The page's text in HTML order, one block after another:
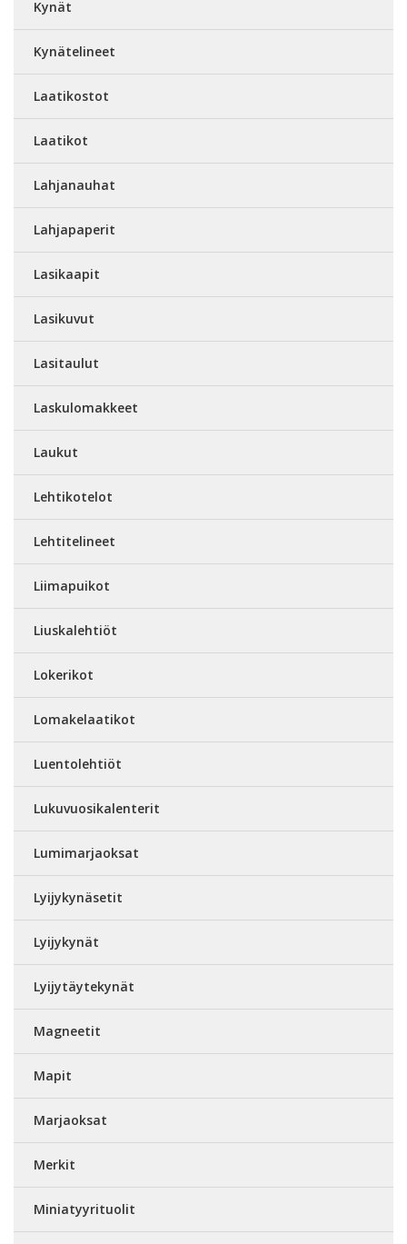
Kynät
Kynätelineet
Laatikostot
Laatikot
Lahjanauhat
Lahjapaperit
Lasikaapit
Lasikuvut
Lasitaulut
Laskulomakkeet
Laukut
Lehtikotelot
Lehtitelineet
Liimapuikot
Liuskalehtiöt
Lokerikot
Lomakelaatikot
Luentolehtiöt
Lukuvuosikalenterit
Lumimarjaoksat
Lyijykynäsetit
Lyijykynät
Lyijytäytekynät
Magneetit
Mapit
Marjaoksat
Merkit
Miniatyyrituolit